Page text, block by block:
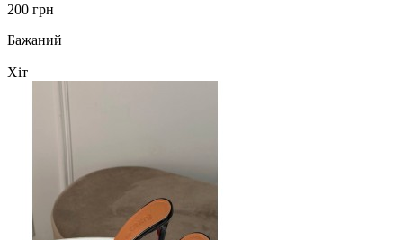
200 грн
Бажаний
Хіт